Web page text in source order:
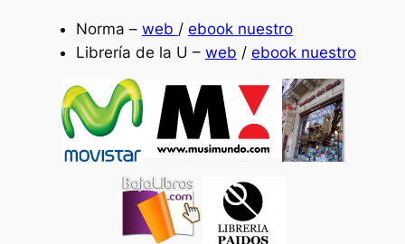
Norma – web / ebook nuestro
Librería de la U – web / ebook nuestro